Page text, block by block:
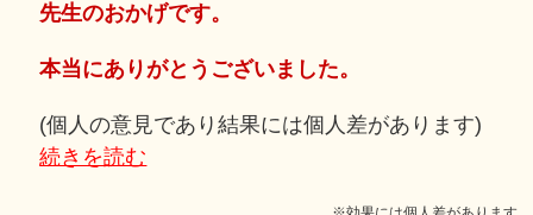
先生のおかげです。
本当にありがとうございました。
(個人の意見であり結果には個人差があります)
続きを読む